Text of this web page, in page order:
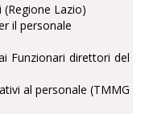
Lazio)
il personale
Funzionari direttori del
al personale (TMMG